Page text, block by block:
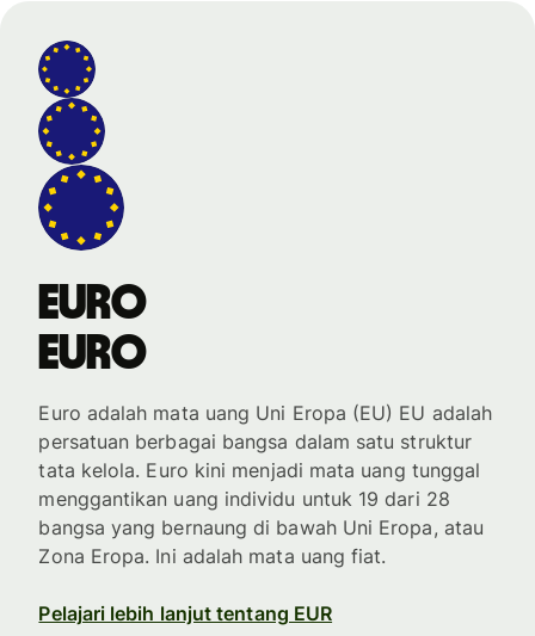
euro
euro
Euro adalah mata uang Uni Eropa (EU) EU adalah
persatuan berbagai bangsa dalam satu struktur
tata kelola. Euro kini menjadi mata uang tunggal
menggantikan uang individu untuk 19 dari 28
bangsa yang bernaung di bawah Uni Eropa, atau
Zona Eropa. Ini adalah mata uang fiat.
Pelajari lebih lanjut tentang EUR